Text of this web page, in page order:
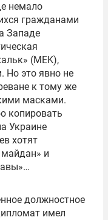
немало
гражданами
Западе
(MEK),
Но это явно не
к тому же
масками.
копировать
Украине
хотят
майдан» и
должностное
имел